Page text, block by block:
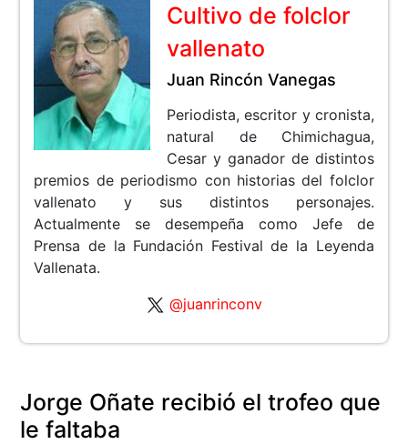
Cultivo de folclor
vallenato
Juan Rincón Vanegas
Periodista, escritor y cronista,
natural de Chimichagua,
Cesar y ganador de distintos
premios de periodismo con historias del folclor
vallenato y sus distintos personajes.
Actualmente se desempeña como Jefe de
Prensa de la Fundación Festival de la Leyenda
Vallenata.
@juanrinconv
Jorge Oñate recibió el trofeo que
le faltaba